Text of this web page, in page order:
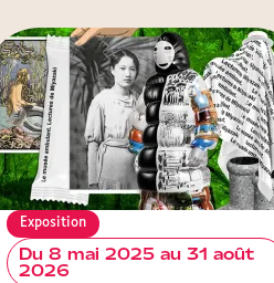
Exposition
Du 8 mai 2025 au 31 août
2026